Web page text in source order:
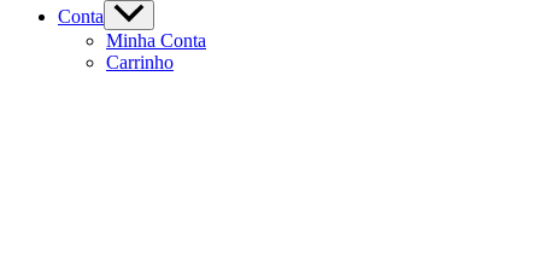
Conta
Minha Conta
Carrinho